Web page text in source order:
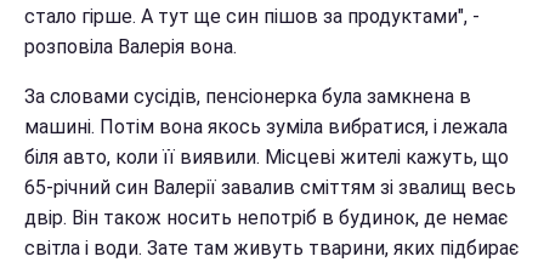
стало гірше. А тут ще син пішов за продуктами", -
розповіла Валерія вона.
За словами сусідів, пенсіонерка була замкнена в
машині. Потім вона якось зуміла вибратися, і лежала
біля авто, коли її виявили. Місцеві жителі кажуть, що
65-річний син Валерії завалив сміттям зі звалищ весь
двір. Він також носить непотріб в будинок, де немає
світла і води. Зате там живуть тварини, яких підбирає